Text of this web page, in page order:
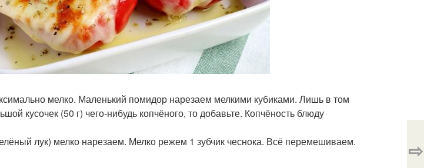
мелко. Маленький помидор нарезаем мелкими кубиками. Лишь в том
кусочек (50 г) чего-нибудь копчёного, то добавьте. Копчёность блюду
лук) мелко нарезаем. Мелко режем 1 зубчик чеснока. Всё перемешиваем.
⇨